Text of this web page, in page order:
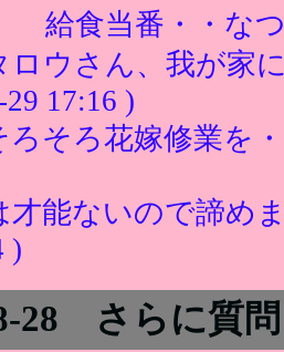
給食当番・・な
ロウさん、我が家
17:16 )
ろそろ花嫁修業を
才能ないので諦め
)
28 さらに質